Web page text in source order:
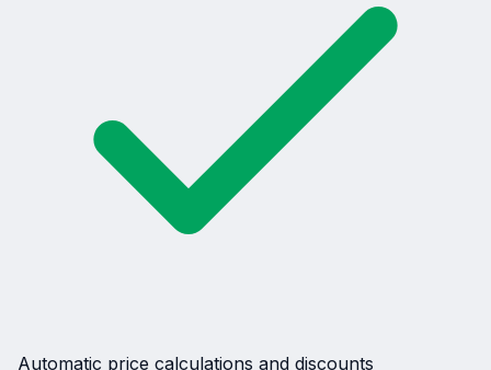
Automatic price calculations and discounts